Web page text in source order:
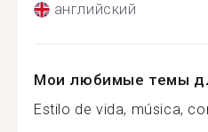
английский
Мои любимые темы
Estilo de vida, música,